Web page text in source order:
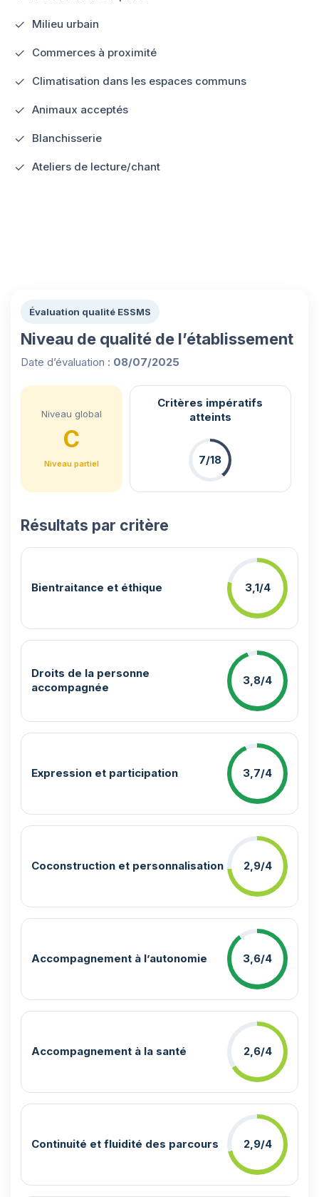
Milieu urbain
Commerces à proximité
Climatisation dans les espaces communs
Animaux acceptés
Blanchisserie
Ateliers de lecture/chant
Évaluation qualité ESSMS
Niveau de qualité de l’établissement
Date d’évaluation : 08/07/2025
Niveau global
C
Niveau partiel
Critères impératifs
atteints
7/18
Résultats par critère
Bientraitance et éthique 3,1/4
Droits de la personne
accompagnée
3,8/4
Expression et participation 3,7/4
Coconstruction et personnalisation 2,9/4
Accompagnement à l’autonomie 3,6/4
Accompagnement à la santé 2,6/4
Continuité et fluidité des parcours 2,9/4